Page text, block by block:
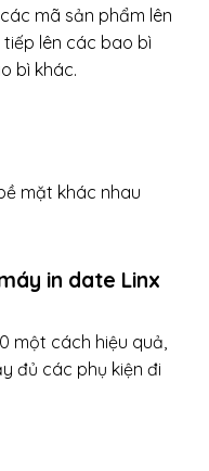
mã sản phẩm lên
lên các bao bì
bì khác.
mặt khác nhau
in date Linx
một cách hiệu quả,
đủ các phụ kiện đi